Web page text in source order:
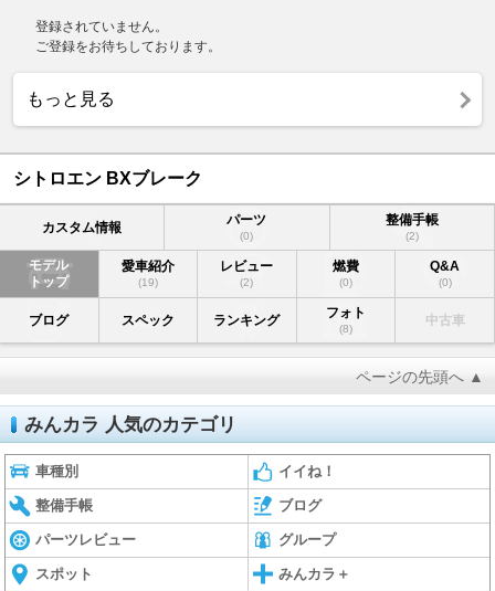
登録されていません。
ご登録をお待ちしております。
もっと見る
シトロエン BXブレーク
カスタム情報 パーツ
(0)
整備手帳
(2)
モデル
トップ
愛車紹介
(19)
レビュー
(2)
燃費
(0)
Q&A
(0)
ブログ スペック ランキング フォト
(8)
中古車
ページの先頭へ ▲
みんカラ 人気のカテゴリ
車種別 イイね！
整備手帳 ブログ
パーツレビュー グループ
スポット みんカラ＋